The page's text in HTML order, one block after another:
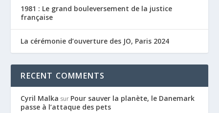
1981 : Le grand bouleversement de la justice
française
La cérémonie d’ouverture des JO, Paris 2024
RECENT COMMENTS
Cyril Malka sur Pour sauver la planète, le Danemark
passe à l’attaque des pets